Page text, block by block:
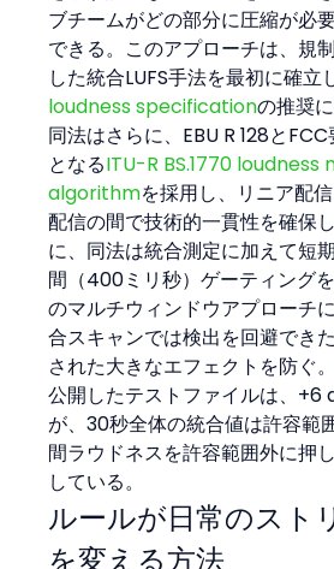
ブチームがどの部分に圧縮が必
できる。このアプローチは、規
した統合LUFS手法を最初に確立
loudness specificationの推奨
同法はさらに、EBU R 128と
となるITU-R BS.1770
algorithmを採用し、リニア配
配信の間で技術的一貫性を確保
に、同法は統合測定に加えて短
間（400ミリ秒）ゲーティング
のマルチウィンドウアプローチ
合スキャンでは検出を回避でき
された大きなエフェクトを防ぐ
公開したテストファイルは、+6
が、30秒全体の統合値は許容範
間ラウドネスを許容範囲外に押
している。
ルールが日常のスト
を変える方法